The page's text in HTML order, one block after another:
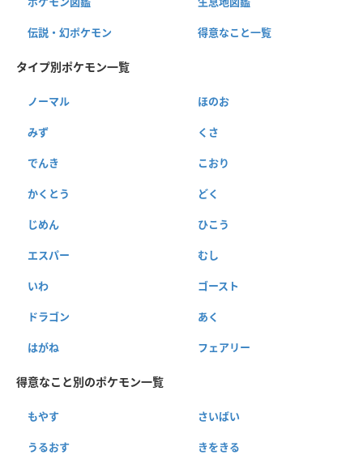
伝説・幻ポケモン 得意なこと一覧
タイプ別ポケモン一覧
ノーマル ほのお
みず くさ
でんき こおり
かくとう どく
じめん ひこう
エスパー むし
いわ ゴースト
ドラゴン あく
はがね フェアリー
得意なこと別のポケモン一覧
もやす さいばい
うるおす きをきる